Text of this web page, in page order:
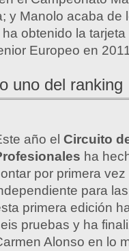
y Manolo acaba de
obtenido la
Europeo en
uno del ranking
año el Circuito
ha
por primera
para
primera edición
pruebas y ha
Alonso en lo